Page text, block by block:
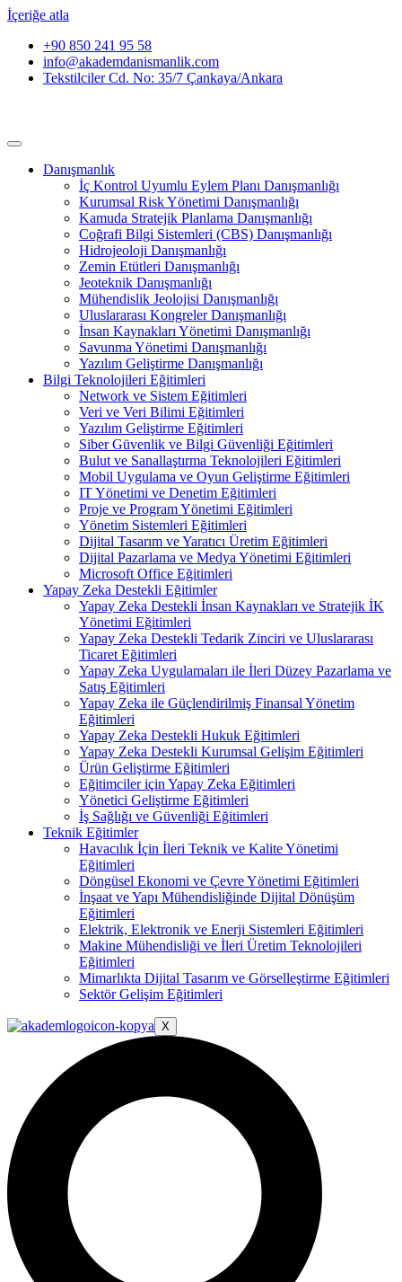
İçeriğe atla
+90 850 241 95 58
info@akademdanismanlik.com
Tekstilciler Cd. No: 35/7 Çankaya/Ankara
Danışmanlık
İç Kontrol Uyumlu Eylem Planı Danışmanlığı
Kurumsal Risk Yönetimi Danışmanlığı
Kamuda Stratejik Planlama Danışmanlığı
Coğrafi Bilgi Sistemleri (CBS) Danışmanlığı
Hidrojeoloji Danışmanlığı
Zemin Etütleri Danışmanlığı
Jeoteknik Danışmanlığı
Mühendislik Jeolojisi Danışmanlığı
Uluslararası Kongreler Danışmanlığı
İnsan Kaynakları Yönetimi Danışmanlığı
Savunma Yönetimi Danışmanlığı
Yazılım Geliştirme Danışmanlığı
Bilgi Teknolojileri Eğitimleri
Network ve Sistem Eğitimleri
Veri ve Veri Bilimi Eğitimleri
Yazılım Geliştirme Eğitimleri
Siber Güvenlik ve Bilgi Güvenliği Eğitimleri
Bulut ve Sanallaştırma Teknolojileri Eğitimleri
Mobil Uygulama ve Oyun Geliştirme Eğitimleri
IT Yönetimi ve Denetim Eğitimleri
Proje ve Program Yönetimi Eğitimleri
Yönetim Sistemleri Eğitimleri
Dijital Tasarım ve Yaratıcı Üretim Eğitimleri
Dijital Pazarlama ve Medya Yönetimi Eğitimleri
Microsoft Office Eğitimleri
Yapay Zeka Destekli Eğitimler
Yapay Zeka Destekli İnsan Kaynakları ve Stratejik İK
Yönetimi Eğitimleri
Yapay Zeka Destekli Tedarik Zinciri ve Uluslararası
Ticaret Eğitimleri
Yapay Zeka Uygulamaları ile İleri Düzey Pazarlama ve
Satış Eğitimleri
Yapay Zeka ile Güçlendirilmiş Finansal Yönetim
Eğitimleri
Yapay Zeka Destekli Hukuk Eğitimleri
Yapay Zeka Destekli Kurumsal Gelişim Eğitimleri
Ürün Geliştirme Eğitimleri
Eğitimciler için Yapay Zeka Eğitimleri
Yönetici Geliştirme Eğitimleri
İş Sağlığı ve Güvenliği Eğitimleri
Teknik Eğitimler
Havacılık İçin İleri Teknik ve Kalite Yönetimi
Eğitimleri
Döngüsel Ekonomi ve Çevre Yönetimi Eğitimleri
İnşaat ve Yapı Mühendisliğinde Dijital Dönüşüm
Eğitimleri
Elektrik, Elektronik ve Enerji Sistemleri Eğitimleri
Makine Mühendisliği ve İleri Üretim Teknolojileri
Eğitimleri
Mimarlıkta Dijital Tasarım ve Görselleştirme Eğitimleri
Sektör Gelişim Eğitimleri
X